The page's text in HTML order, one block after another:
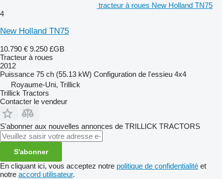
tracteur à roues New Holland TN75
4
New Holland TN75
10.790 € 9.250 £GB
Tracteur à roues
2012
Puissance 75 ch (55.13 kW) Configuration de l'essieu 4x4
Royaume-Uni, Trillick
Trillick Tractors
Contacter le vendeur
S'abonner aux nouvelles annonces de TRILLICK TRACTORS
S'abonner
En cliquant ici, vous acceptez notre politique de confidentialité et
notre accord utilisateur.